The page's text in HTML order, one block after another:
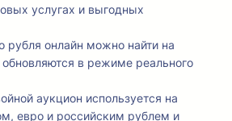
услугах и выгодных
рубля онлайн можно найти на
в режиме реального
аукцион используется на
евро и российским рублем и